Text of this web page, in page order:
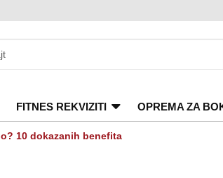
FITNES REKVIZITI OPREMA ZA
10 dokazanih benefita